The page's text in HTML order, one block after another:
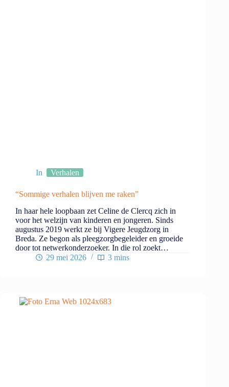
In Verhalen
“Sommige verhalen blijven me raken”
In haar hele loopbaan zet Celine de Clercq zich in
voor het welzijn van kinderen en jongeren. Sinds
augustus 2019 werkt ze bij Vigere Jeugdzorg in
Breda. Ze begon als pleegzorgbegeleider en groeide
door tot netwerkonderzoeker. In die rol zoekt…
29 mei 2026
3 mins